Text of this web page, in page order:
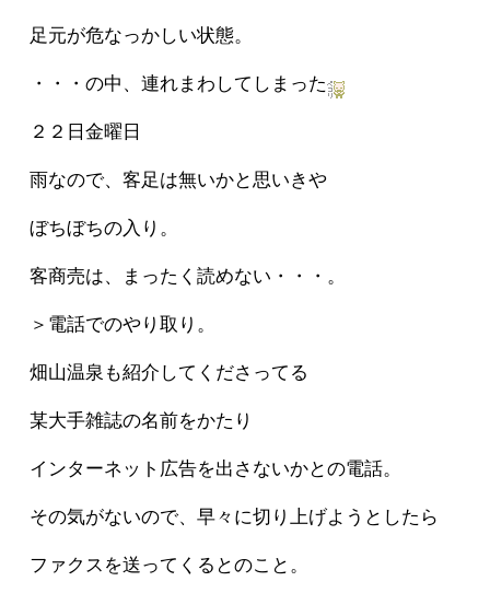
足元が危なっかしい状態。
・・・の中、連れまわしてしまった
２２日金曜日
雨なので、客足は無いかと思いきや
ぼちぼちの入り。
客商売は、まったく読めない・・・。
＞電話でのやり取り。
畑山温泉も紹介してくださってる
某大手雑誌の名前をかたり
インターネット広告を出さないかとの電話。
その気がないので、早々に切り上げようとしたら
ファクスを送ってくるとのこと。